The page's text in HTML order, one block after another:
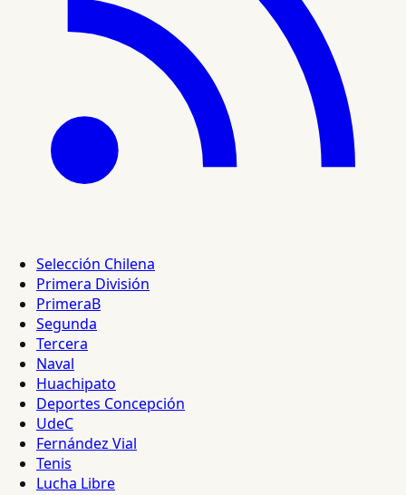
Selección Chilena
Primera División
PrimeraB
Segunda
Tercera
Naval
Huachipato
Deportes Concepción
UdeC
Fernández Vial
Tenis
Lucha Libre